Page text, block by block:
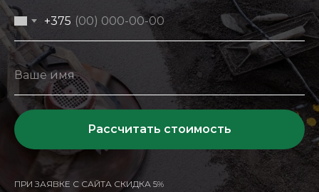
+375
Рассчитать стоимость
ПРИ ЗАЯВКЕ С САЙТА СКИДКА 5%